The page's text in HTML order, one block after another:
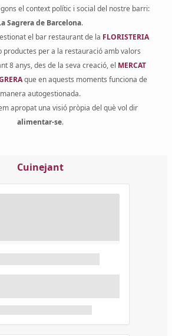
el context polític i social del nostre barri:
Sagrera de Barcelona.
el bar restaurant de la FLORISTERIA
productes per a la restauració amb valors
8 anys, des de la seva creació, el MERCAT
que en aquests moments funciona de
manera autogestionada.
apropat una visió pròpia del què vol dir
alimentar-se.
Cuinejant